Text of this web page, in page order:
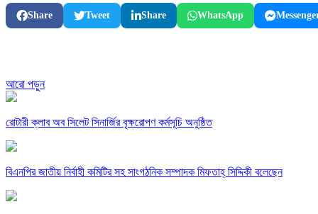
Share Tweet Share WhatsApp
আরো পড়ুন
রোটারী ক্লাব অব সিলেট সিনার্জির বৃক্ষরোপণ কর্মসূচি অনুষ্ঠিত
বিএনপির জাতীয় নির্বাহী কমিটির সহ সাংগঠনিক সম্পাদক মিফতাহ্ সিদ্দিকী বলেছেন